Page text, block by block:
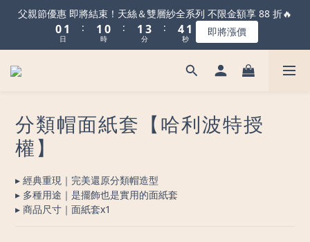
父親節優惠 即將結束！天絲＆雙層紗全系列 不限金額享 88 折🔥
1
0
2
1
0
日
:
2
1
0
1
0
時
:
2
1
0
4
3
2
分
:
5
4
3
1
0
秒
即將漲價
分類帽面紙套【哈利波特授
權】
▸ 經典重現｜完美還原分類帽造型
▸ 多種用途｜是擺飾也是實用的面紙套
▸ 商品尺寸｜面紙套x1